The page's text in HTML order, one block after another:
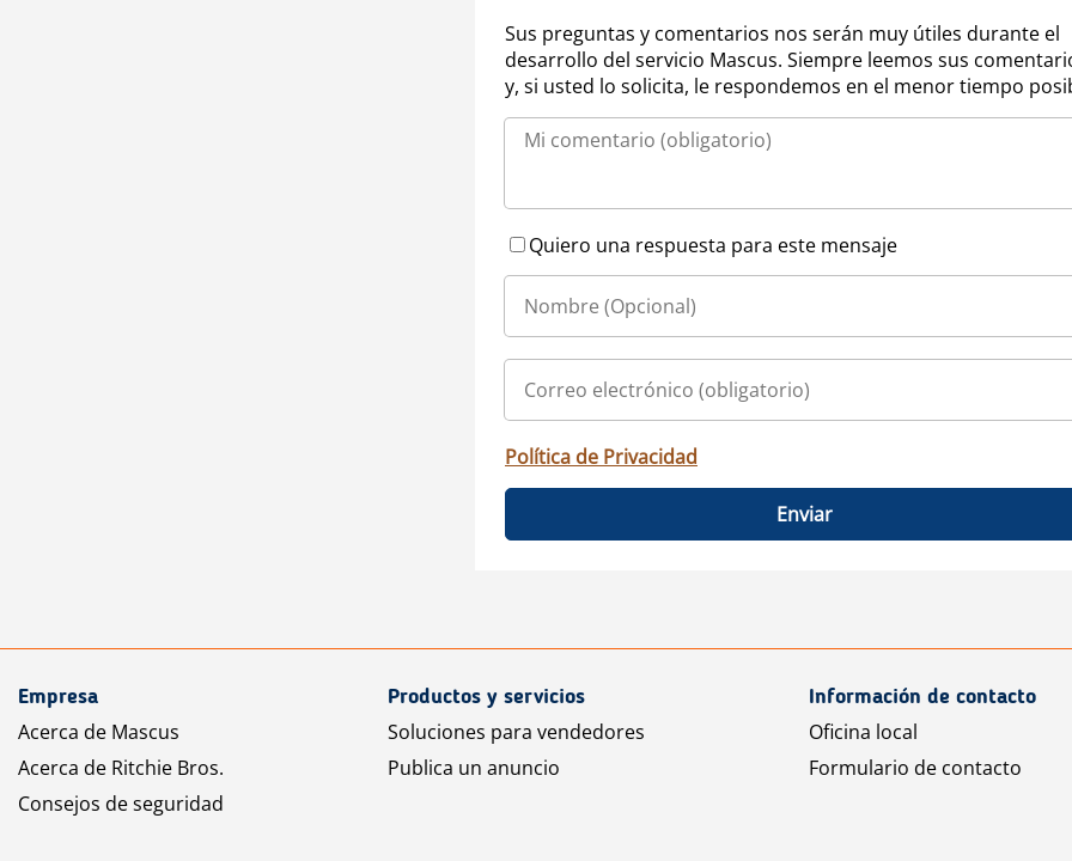
Sus preguntas y comentarios nos serán muy útiles durante el
desarrollo del servicio Mascus. Siempre leemos sus
y, si usted lo solicita, le respondemos en el menor tiempo
Quiero una respuesta para este mensaje
Política de Privacidad
Enviar
Empresa
Acerca de Mascus
Acerca de Ritchie Bros.
Consejos de seguridad
Productos y servicios
Soluciones para vendedores
Publica un anuncio
Información de contacto
Oficina local
Formulario de contacto